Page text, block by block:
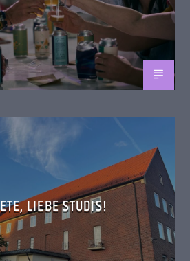
LIEBE STUDIS!